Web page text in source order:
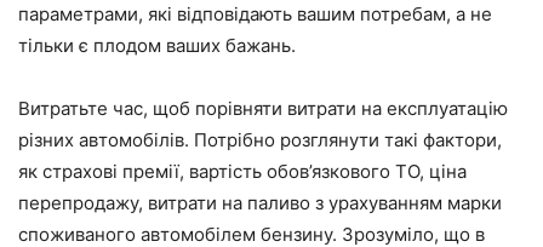
параметрами, які відповідають вашим потребам, а не
тільки є плодом ваших бажань.
Витратьте час, щоб порівняти витрати на експлуатацію
різних автомобілів. Потрібно розглянути такі фактори,
як страхові премії, вартість обов’язкового ТО, ціна
перепродажу, витрати на паливо з урахуванням марки
споживаного автомобілем бензину. Зрозуміло, що в